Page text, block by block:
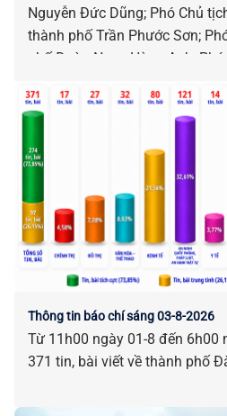
Nguyễn Đức Dũng; Phó Chủ
thành phố Trần Phước Sơn;
phố Đoàn Ngọc Hùng Anh;
Thông tin báo chí sáng 03-8-2026
Từ 11h00 ngày 01-8 đến 6h00
371 tin, bài viết về thành phố